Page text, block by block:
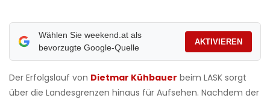
Wählen Sie weekend.at als
bevorzugte Google-Quelle
AKTIVIEREN
Der Erfolgslauf von Dietmar Kühbauer beim LASK sorgt
über die Landesgrenzen hinaus für Aufsehen. Nachdem der